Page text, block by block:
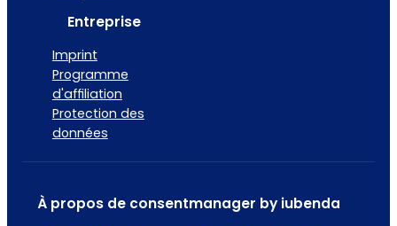
Entreprise
Imprint
Programme
d'affiliation
Protection des
données
À propos de consentmanager by iubenda